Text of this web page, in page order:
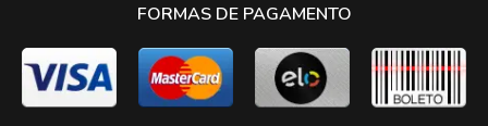
FORMAS DE PAGAMENTO